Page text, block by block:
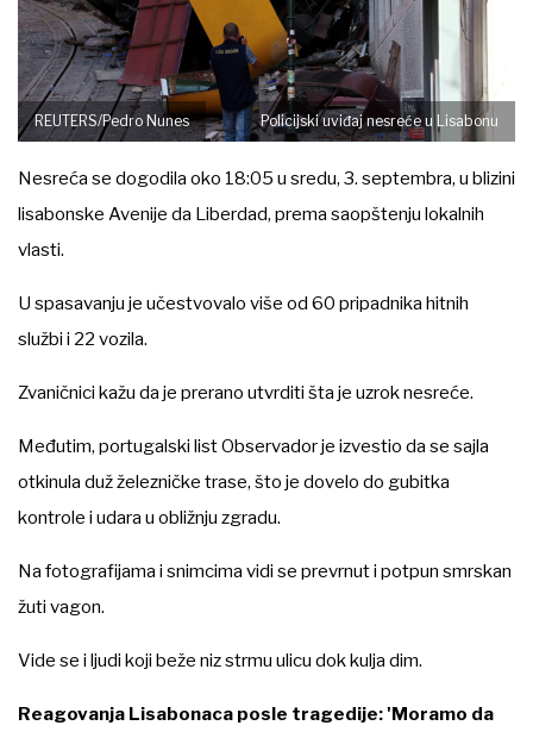
REUTERS/Pedro Nunes Policijski uviđaj nesreće u Lisabonu
Nesreća se dogodila oko 18:05 u sredu, 3. septembra, u blizini
lisabonske Avenije da Liberdad, prema saopštenju lokalnih
vlasti.
U spasavanju je učestvovalo više od 60 pripadnika hitnih
službi i 22 vozila.
Zvaničnici kažu da je prerano utvrditi šta je uzrok nesreće.
Međutim, portugalski list Observador je izvestio da se sajla
otkinula duž železničke trase, što je dovelo do gubitka
kontrole i udara u obližnju zgradu.
Na fotografijama i snimcima vidi se prevrnut i potpun smrskan
žuti vagon.
Vide se i ljudi koji beže niz strmu ulicu dok kulja dim.
Reagovanja Lisabonaca posle tragedije: 'Moramo da